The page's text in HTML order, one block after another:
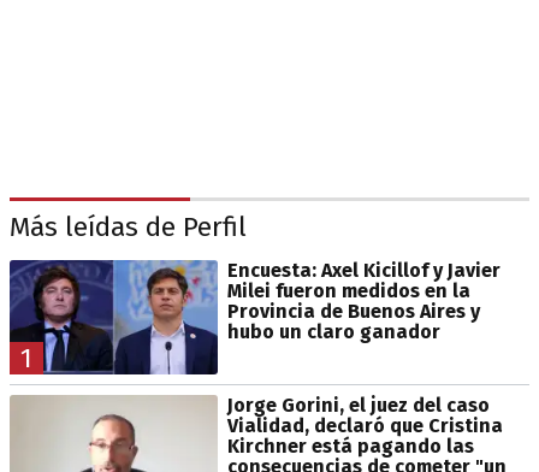
Más leídas de Perfil
1
Encuesta: Axel Kicillof y Javier
Milei fueron medidos en la
Provincia de Buenos Aires y
hubo un claro ganador
Jorge Gorini, el juez del caso
Vialidad, declaró que Cristina
Kirchner está pagando las
consecuencias de cometer "un